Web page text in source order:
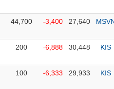
44,700 -3,400 27,640
200 -6,888 30,448 KIS
100 -6,333 29,933 KIS